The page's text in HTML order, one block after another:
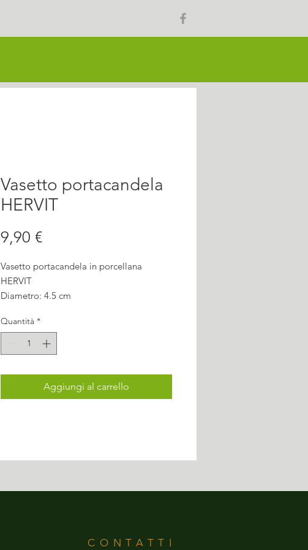
Vasetto portacandela
HERVIT
9,90 €Prezzo
Vasetto portacandela in porcellana
HERVIT
Diametro: 4.5 cm
Quantità *
Aggiungi al carrello
CONTATTI